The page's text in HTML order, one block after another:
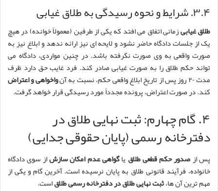
۳.۴. شرایط و نحوه رسیدگی به طلاق غیابی
طلاق غیابیزمانی اتفاق می افتد که یکی از طرفین (معمولاً خوانده) در هیچ
یک از جلسات دادگاه حاضر نشود و لایحه ای نیز ارائه ندهد و ابلاغ نیز به
صورت واقعی به وی صورت نگرفته باشد. در چنین مواردی، دادگاه می
تواند حکم طلاق را به صورت غیابی صادر کند. فرد غایب حق دارد ظرف
مدت ۲۰ روز پس از تاریخ ابلاغ واقعی حکم، نسبت به آن
واخواهی و اعتراض
کند. در صورت اعتراض، پرونده مجدداً مورد رسیدگی قرار خواهد گرفت.
۴. گام چهارم: ثبت نهایی طلاق در
دفترخانه رسمی (پایان حقوقی جدایی)
پس ازصدور حکم قطعی طلاق یاگواهی عدم امکان سازشاز سوی دادگاه
خانواده، فرآیند قانونی طلاق به پایان نرسیده است. آخرین گام و یکی از
مهم ترین آن ها،ثبت نهایی طلاق در دفترخانه رسمی طلاقاست.